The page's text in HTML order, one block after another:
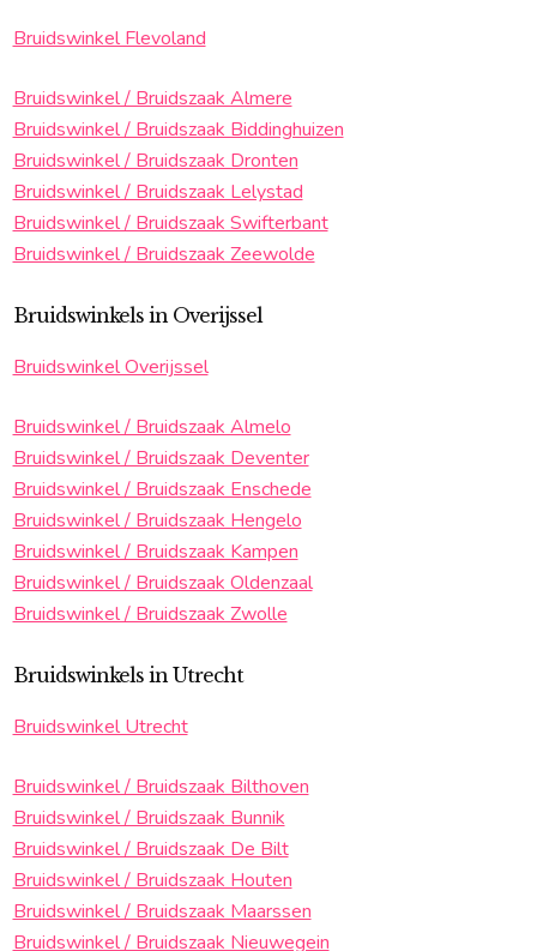
Bruidswinkel Flevoland
Bruidswinkel / Bruidszaak Almere
Bruidswinkel / Bruidszaak Biddinghuizen
Bruidswinkel / Bruidszaak Dronten
Bruidswinkel / Bruidszaak Lelystad
Bruidswinkel / Bruidszaak Swifterbant
Bruidswinkel / Bruidszaak Zeewolde
Bruidswinkels in Overijssel
Bruidswinkel Overijssel
Bruidswinkel / Bruidszaak Almelo
Bruidswinkel / Bruidszaak Deventer
Bruidswinkel / Bruidszaak Enschede
Bruidswinkel / Bruidszaak Hengelo
Bruidswinkel / Bruidszaak Kampen
Bruidswinkel / Bruidszaak Oldenzaal
Bruidswinkel / Bruidszaak Zwolle
Bruidswinkels in Utrecht
Bruidswinkel Utrecht
Bruidswinkel / Bruidszaak Bilthoven
Bruidswinkel / Bruidszaak Bunnik
Bruidswinkel / Bruidszaak De Bilt
Bruidswinkel / Bruidszaak Houten
Bruidswinkel / Bruidszaak Maarssen
Bruidswinkel / Bruidszaak Nieuwegein